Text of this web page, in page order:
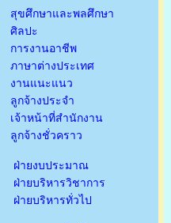
สุขศึกษาและพลศึกษา
ศิลปะ
การงานอาชีพ
ภาษาต่างประเทศ
งานแนะแนว
ลูกจ้างประจำ
เจ้าหน้าที่สำนักงาน
ลูกจ้างชั่วคราว
ฝ่ายงบประมาณ
ฝ่ายบริหารวิชาการ
ฝ่ายบริหารทั่วไป